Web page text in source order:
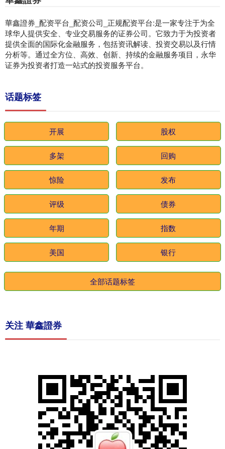
華鑫證券_配资平台_配资公司_正规配资平台:是一家专注于为全
球华人提供安全、专业交易服务的证券公司。它致力于为投资者
提供全面的国际化金融服务，包括资讯解读、投资交易以及行情
分析等。通过全方位、高效、创新、持续的金融服务项目，永华
证券为投资者打造一站式的投资服务平台。
话题标签
开展 股权
多架 回购
惊险 发布
评级 债券
年期 指数
美国 银行
全部话题标签
关注 華鑫證券